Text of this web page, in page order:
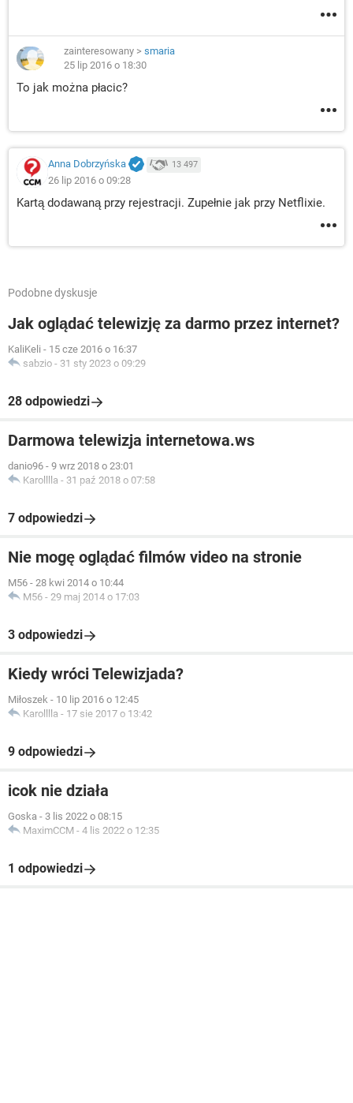
zainteresowany > smaria
25 lip 2016 o 18:30
To jak można płacic?
Anna Dobrzyńska 13 497
26 lip 2016 o 09:28
Kartą dodawaną przy rejestracji. Zupełnie jak przy Netflixie.
Podobne dyskusje
Jak oglądać telewizję za darmo przez internet?
KaliKeli - 15 cze 2016 o 16:37
sabzio - 31 sty 2023 o 09:29
28 odpowiedzi
Darmowa telewizja internetowa.ws
danio96 - 9 wrz 2018 o 23:01
Karolllla - 31 paź 2018 o 07:58
7 odpowiedzi
Nie mogę oglądać filmów video na stronie
M56 - 28 kwi 2014 o 10:44
M56 - 29 maj 2014 o 17:03
3 odpowiedzi
Kiedy wróci Telewizjada?
Miłoszek - 10 lip 2016 o 12:45
Karolllla - 17 sie 2017 o 13:42
9 odpowiedzi
icok nie działa
Goska - 3 lis 2022 o 08:15
MaximCCM - 4 lis 2022 o 12:35
1 odpowiedzi